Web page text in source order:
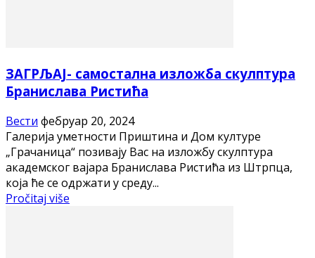
ЗАГРЉАЈ- самостална изложба скулптура
Бранислава Ристића
Вести фебруар 20, 2024
Галерија уметности Приштина и Дом културе
„Грачаница“ позивају Вас на изложбу скулптура
академског вајара Бранислава Ристића из Штрпца,
која ће се одржати у среду...
Pročitaj više